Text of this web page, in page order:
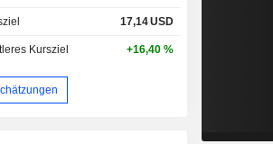
17,14USD
Kursziel +16,40 %